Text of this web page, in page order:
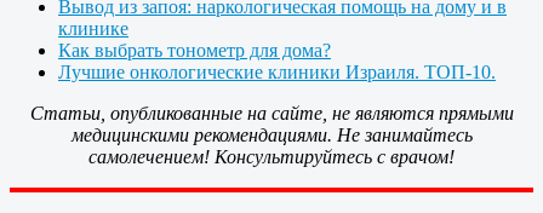
Вывод из запоя: наркологическая помощь на дому и в
клинике
Как выбрать тонометр для дома?
Лучшие онкологические клиники Израиля. ТОП-10.
Статьи, опубликованные на сайте, не являются прямыми
медицинскими рекомендациями. Не занимайтесь
самолечением! Консультируйтесь с врачом!